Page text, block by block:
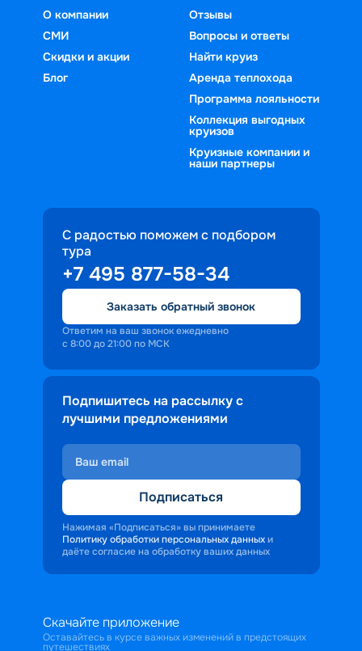
О компании
СМИ
Скидки и акции
Блог
Отзывы
Вопросы и ответы
Найти круиз
Аренда теплохода
Программа лояльности
Коллекция выгодных
круизов
Круизные компании и
наши партнеры
С радостью поможем с подбором
тура
+7 495 877-58-34
Заказать обратный звонок
Ответим на ваш звонок ежедневно
с 8:00 до 21:00 по МСК
Подпишитесь на рассылку с
лучшими предложениями
Подписаться
Нажимая «Подписаться» вы принимаете
Политику обработки персональных данных и
даёте согласие на обработку ваших данных
Скачайте приложение
Оставайтесь в курсе важных изменений в предстоящих
путешествиях